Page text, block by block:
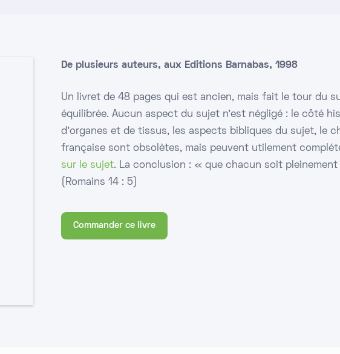
De plusieurs auteurs, aux Editions Barnabas, 1998
Un livret de 48 pages qui est ancien, mais fait le tour du
équilibrée. Aucun aspect du sujet n’est négligé : le côté
d’organes et de tissus, les aspects bibliques du sujet, le
française sont obsolètes, mais peuvent utilement
sur le sujet. La conclusion : « que chacun soit
(Romains 14 : 5)
Commander ce livre